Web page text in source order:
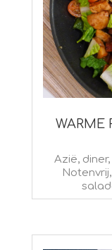
WARME
2015-
Azië, diner,
Notenvrij,